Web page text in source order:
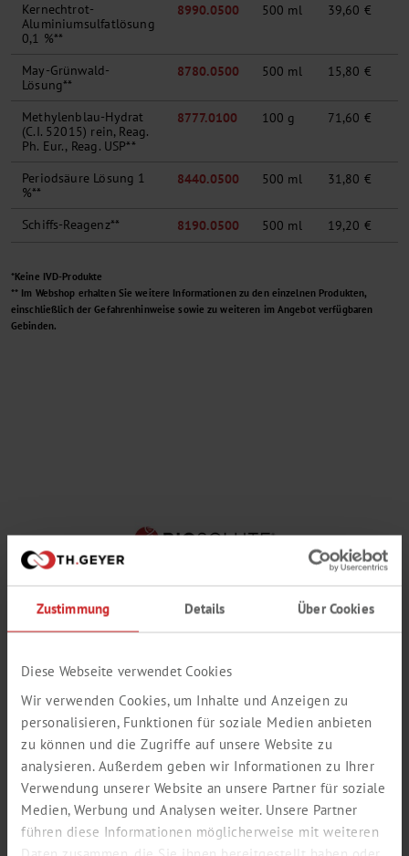
Zustimmung Details Über Cookies
Diese Webseite verwendet Cookies
Wir verwenden Cookies, um Inhalte und Anzeigen zu
personalisieren, Funktionen für soziale Medien anbieten
zu können und die Zugriffe auf unsere Website zu
analysieren. Außerdem geben wir Informationen zu Ihrer
Verwendung unserer Website an unsere Partner für soziale
Medien, Werbung und Analysen weiter. Unsere Partner
führen diese Informationen möglicherweise mit weiteren
Kernechtrot-
Aluminiumsulfatlösung
0,1 %**
8990.0500 500 ml 39,60 €
May-Grünwald-
Lösung**
8780.0500 500 ml 15,80 €
Methylenblau-Hydrat
(C.I. 52015) rein, Reag.
Ph. Eur., Reag. USP**
8777.0100 100 g 71,60 €
Periodsäure Lösung 1
%**
8440.0500 500 ml 31,80 €
Schiffs-Reagenz** 8190.0500 500 ml 19,20 €
*Keine IVD-Produkte
** Im Webshop erhalten Sie weitere Informationen zu den einzelnen Produkten,
einschließlich der Gefahrenhinweise sowie zu weiteren im Angebot verfügbaren
Gebinden.
WEITERE PRODUKTE